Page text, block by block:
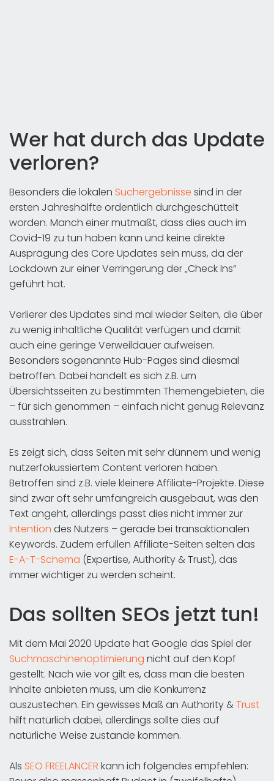
Wer hat durch das Update
verloren?
Besonders die lokalen Suchergebnisse sind in der
ersten Jahreshälfte ordentlich durchgeschüttelt
worden. Manch einer mutmaßt, dass dies auch im
Covid-19 zu tun haben kann und keine direkte
Ausprägung des Core Updates sein muss, da der
Lockdown zur einer Verringerung der „Check Ins“
geführt hat.
Verlierer des Updates sind mal wieder Seiten, die über
zu wenig inhaltliche Qualität verfügen und damit
auch eine geringe Verweildauer aufweisen.
Besonders sogenannte Hub-Pages sind diesmal
betroffen. Dabei handelt es sich z.B. um
Übersichtsseiten zu bestimmten Themengebieten, die
– für sich genommen – einfach nicht genug Relevanz
ausstrahlen.
Es zeigt sich, dass Seiten mit sehr dünnem und wenig
nutzerfokussiertem Content verloren haben.
Betroffen sind z.B. viele kleinere Affiliate-Projekte. Diese
sind zwar oft sehr umfangreich ausgebaut, was den
Text angeht, allerdings passt dies nicht immer zur
Intention des Nutzers – gerade bei transaktionalen
Keywords. Zudem erfüllen Affiliate-Seiten selten das
E-A-T-Schema (Expertise, Authority & Trust), das
immer wichtiger zu werden scheint.
Das sollten SEOs jetzt tun!
Mit dem Mai 2020 Update hat Google das Spiel der
Suchmaschinenoptimierung nicht auf den Kopf
gestellt. Nach wie vor gilt es, dass man die besten
Inhalte anbieten muss, um die Konkurrenz
auszustechen. Ein gewisses Maß an Authority &Trust
hilft natürlich dabei, allerdings sollte dies auf
natürliche Weise zustande kommen.
Als SEO FREELANCER kann ich folgendes empfehlen: